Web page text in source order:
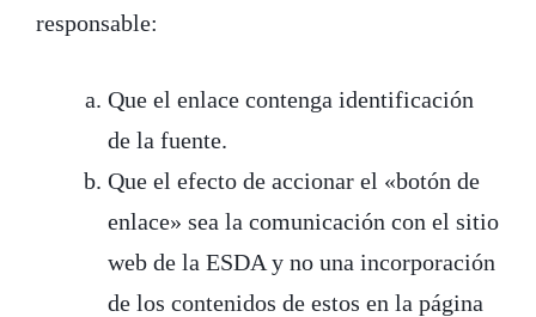
responsable:
Que el enlace contenga identificación
de la fuente.
Que el efecto de accionar el «botón de
enlace» sea la comunicación con el sitio
web de la ESDA y no una incorporación
de los contenidos de estos en la página